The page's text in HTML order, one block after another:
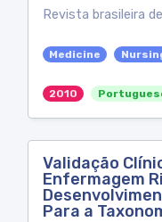
Revista brasileira
Medicine
2010
Validação
Enfermagem
Para a